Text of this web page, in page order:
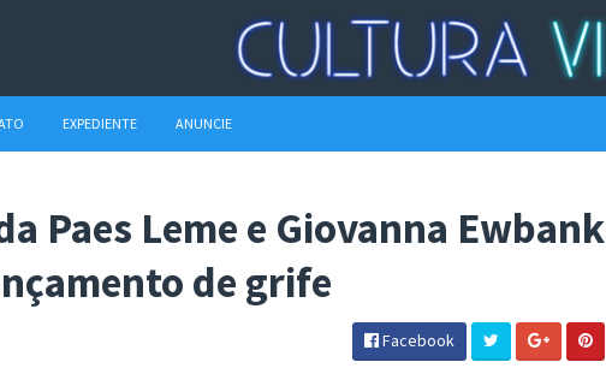
EXPEDIENTE ANUNCIE
Paes Leme e Giovanna Ewbank
de grife
Facebook